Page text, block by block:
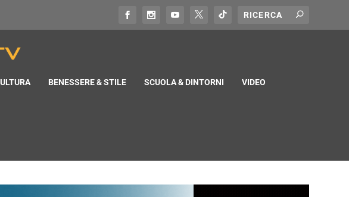
BENESSERE & STILE SCUOLA & DINTORNI VIDEO